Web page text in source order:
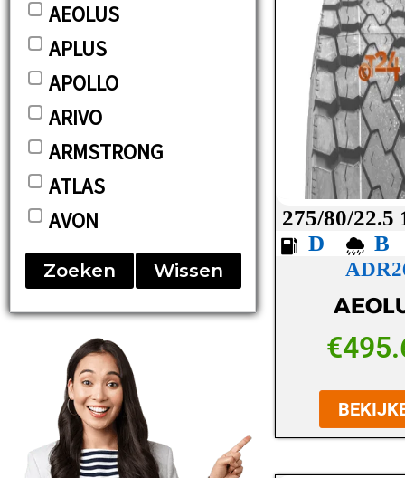
AEOLUS
APLUS
APOLLO
ARIVO
ARMSTRONG
ATLAS
AVON
BARUM
BF-GOODRICH
BFGOODRICH
BLACK ARROW
BRIDGESTONE
CONTINENTAL
DEBICA
Zoeken Wissen
275/80/22.5
D
B
€